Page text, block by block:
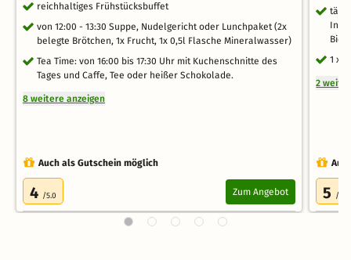
reichhaltiges Frühstücksbuffet
von 12:00 - 13:30 Suppe, Nudelgericht oder Lunchpaket (2x
belegte Brötchen, 1x Frucht, 1x 0,5l Flasche Mineralwasser)
Tea Time: von 16:00 bis 17:30 Uhr mit Kuchenschnitte des
Tages und Caffe, Tee oder heißer Schokolade.
8 weitere anzeigen
Auch als Gutschein möglich
4 /5.0 Zum Angebot
Bio-
1 x
2
5 /5.0